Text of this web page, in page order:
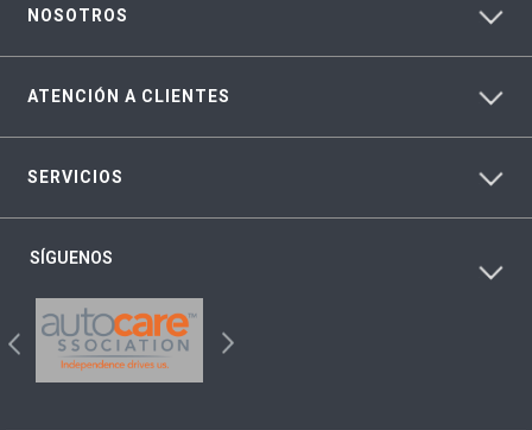
NOSOTROS
ATENCIÓN A CLIENTES
SERVICIOS
SÍGUENOS